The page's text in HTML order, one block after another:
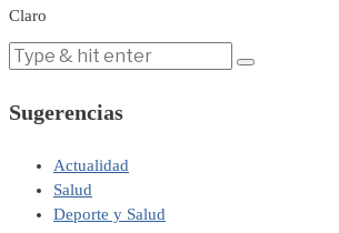
Claro
Sugerencias
Actualidad
Salud
Deporte y Salud